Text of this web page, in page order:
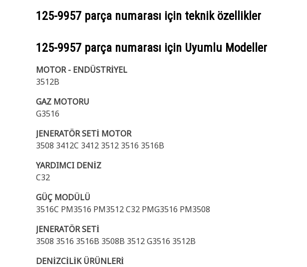
125-9957 parça numarası için teknik özellikler
125-9957 parça numarası için Uyumlu Modeller
MOTOR - ENDÜSTRİYEL
3512B
GAZ MOTORU
G3516
JENERATÖR SETİ MOTOR
3508 3412C 3412 3512 3516 3516B
YARDIMCI DENİZ
C32
GÜÇ MODÜLÜ
3516C PM3516 PM3512 C32 PMG3516 PM3508
JENERATÖR SETİ
3508 3516 3516B 3508B 3512 G3516 3512B
DENİZCİLİK ÜRÜNLERİ